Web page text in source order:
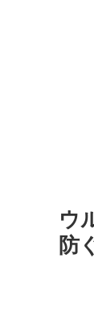
ウ
防